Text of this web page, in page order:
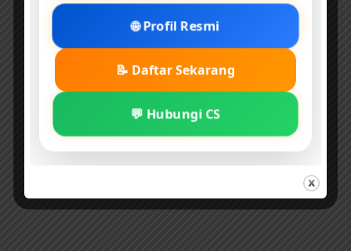
🌐 Profil Resmi
📝 Daftar Sekarang
💬 Hubungi CS